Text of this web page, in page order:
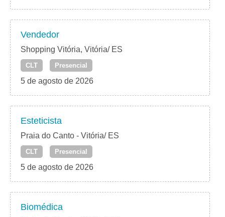
Vendedor
Shopping Vitória, Vitória/ ES
CLT Presencial
5 de agosto de 2026
Esteticista
Praia do Canto - Vitória/ ES
CLT Presencial
5 de agosto de 2026
Biomédica